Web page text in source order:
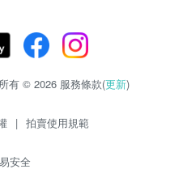
有 © 2026 服務條款(更新)
| 拍賣使用規範
安全